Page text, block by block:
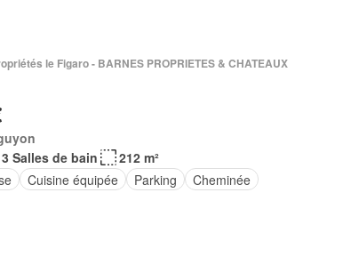
le Figaro - BARNES PROPRIETES & CHATEAUX
3 Salles de bain
212 m²
Cuisine équipée Parking Cheminée